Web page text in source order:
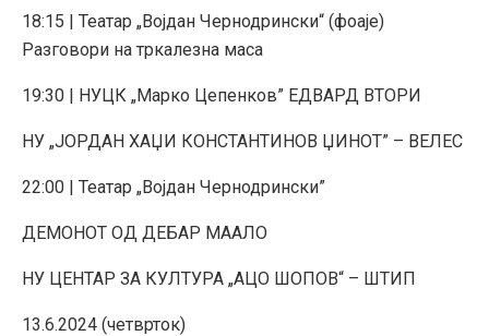
18:15 | Театар „Војдан Чернодрински“ (фоаје)
Разговори на тркалезна маса
19:30 | НУЦК „Марко Цепенков” ЕДВАРД ВТОРИ
НУ „ЈОРДАН ХАЏИ КОНСТАНТИНОВ ЏИНОТ” – ВЕЛЕС
22:00 | Театар „Војдан Чернодрински”
ДЕМОНОТ ОД ДЕБАР МААЛО
НУ ЦЕНТАР ЗА КУЛТУРА „АЦО ШОПОВ“ – ШТИП
13.6.2024 (четврток)